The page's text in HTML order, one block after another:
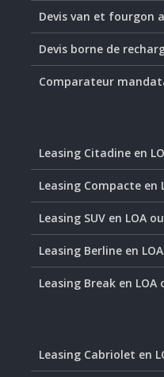
Devis van et fourgon
Devis borne de
Comparateur
Leasing Citadine en
Leasing Compacte en
Leasing SUV en LOA
Leasing Berline en
Leasing Break en LOA
Leasing Cabriolet en